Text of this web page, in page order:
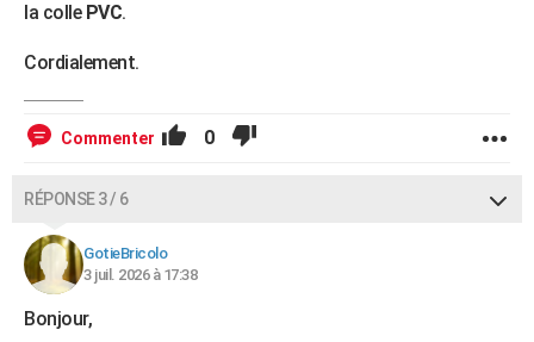
la colle PVC.
Cordialement.
Commenter 0
RÉPONSE 3 / 6
GotieBricolo
3 juil. 2026 à 17:38
Bonjour,